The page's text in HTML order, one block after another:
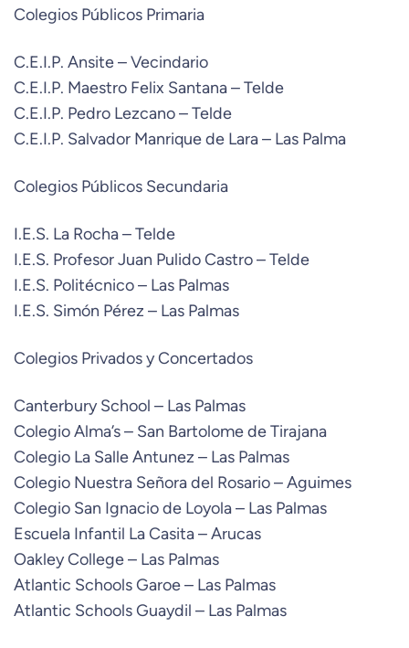
Colegios Públicos Primaria
C.E.I.P. Ansite – Vecindario
C.E.I.P. Maestro Felix Santana – Telde
C.E.I.P. Pedro Lezcano – Telde
C.E.I.P. Salvador Manrique de Lara – Las Palma
Colegios Públicos Secundaria
I.E.S. La Rocha – Telde
I.E.S. Profesor Juan Pulido Castro – Telde
I.E.S. Politécnico – Las Palmas
I.E.S. Simón Pérez – Las Palmas
Colegios Privados y Concertados
Canterbury School – Las Palmas
Colegio Alma’s – San Bartolome de Tirajana
Colegio La Salle Antunez – Las Palmas
Colegio Nuestra Señora del Rosario – Aguimes
Colegio San Ignacio de Loyola – Las Palmas
Escuela Infantil La Casita – Arucas
Oakley College – Las Palmas
Atlantic Schools Garoe – Las Palmas
Atlantic Schools Guaydil – Las Palmas